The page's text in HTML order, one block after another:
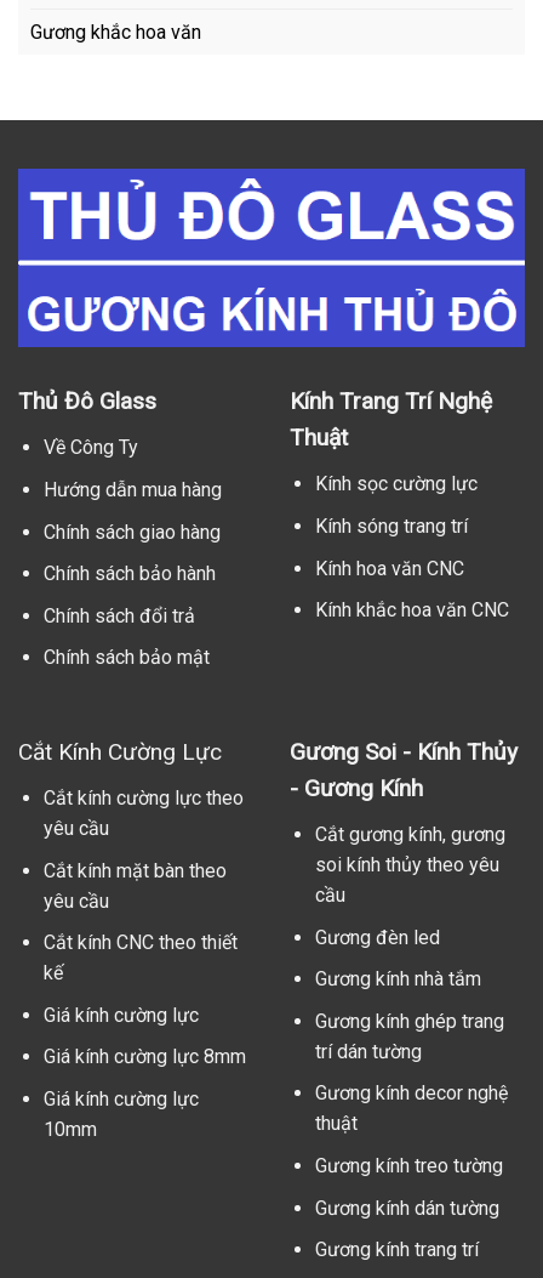
Gương khắc hoa văn
Thủ Đô Glass
Về Công Ty
Hướng dẫn mua hàng
Chính sách giao hàng
Chính sách bảo hành
Chính sách đổi trả
Chính sách bảo mật
Kính Trang Trí Nghệ
Thuật
Kính sọc cường lực
Kính sóng trang trí
Kính hoa văn CNC
Kính khắc hoa văn CNC
Cắt Kính Cường Lực
Cắt kính cường lực theo
yêu cầu
Cắt kính mặt bàn theo
yêu cầu
Cắt kính CNC theo thiết
kế
Giá kính cường lực
Giá kính cường lực 8mm
Giá kính cường lực
10mm
Gương Soi - Kính Thủy
- Gương Kính
Cắt gương kính, gương
soi kính thủy theo yêu
cầu
Gương đèn led
Gương kính nhà tắm
Gương kính ghép trang
trí dán tường
Gương kính decor nghệ
thuật
Gương kính treo tường
Gương kính dán tường
Gương kính trang trí